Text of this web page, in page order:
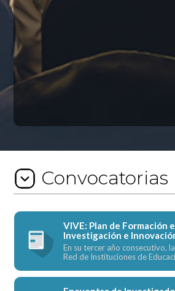
Convocatorias
VIVE: Plan de Formación
Investigación e
En su tercer año consecutivo,
Red de Instituciones de